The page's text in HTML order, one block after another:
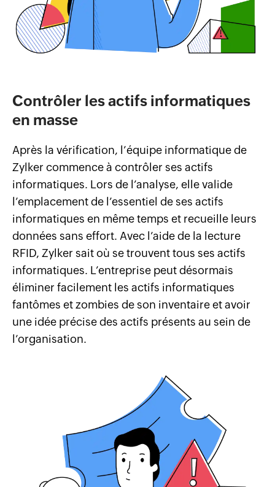
Contrôler les actifs informatiques
en masse
Après la vérification, l’équipe informatique de
Zylker commence à contrôler ses actifs
informatiques. Lors de l’analyse, elle valide
l’emplacement de l’essentiel de ses actifs
informatiques en même temps et recueille leurs
données sans effort. Avec l’aide de la lecture
RFID, Zylker sait où se trouvent tous ses actifs
informatiques. L’entreprise peut désormais
éliminer facilement les actifs informatiques
fantômes et zombies de son inventaire et avoir
une idée précise des actifs présents au sein de
l’organisation.